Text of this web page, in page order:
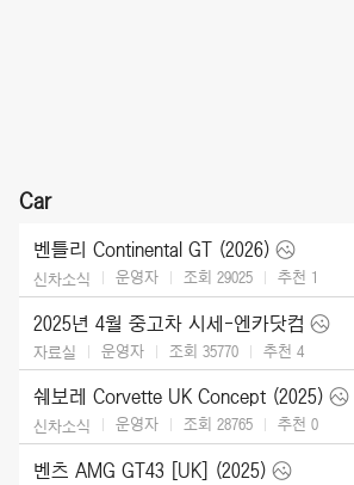
Car
벤틀리 Continental GT (2026)
신차소식 운영자 조회 29025 추천 1
2025년 4월 중고차 시세-엔카닷컴
자료실 운영자 조회 35770 추천 4
쉐보레 Corvette UK Concept (2025)
신차소식 운영자 조회 28765 추천 0
벤츠 AMG GT43 [UK] (2025)